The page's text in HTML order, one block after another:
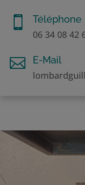

Téléphone
06 34 08 42

E-Mail